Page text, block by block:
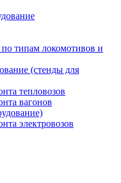
типам локомотивов и
(стенды для
тепловозов
вагонов
электровозов